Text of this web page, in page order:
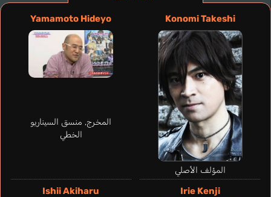
Konomi Takeshi
المؤلف الأصلي
Yamamoto Hideyo
المخرج, منسق السيناريو
الخطي
Irie Kenji
Ishii Akiharu